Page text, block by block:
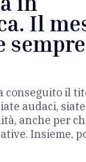
Il
conseguito il
audaci,
anche per
Insieme,